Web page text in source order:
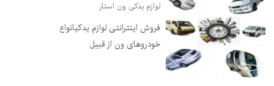
لوازم یدکی ون استار
فروش اینترانتی لوازم یدکیانواع
خودروهای ون از قبیل